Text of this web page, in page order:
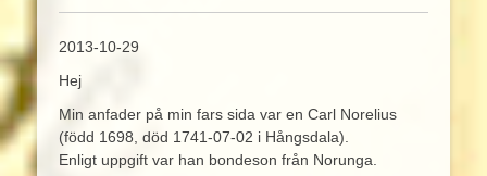
2013-10-29
Hej
Min anfader på min fars sida var en Carl Norelius
(född 1698, död 1741-07-02 i Hångsdala).
Enligt uppgift var han bondeson från Norunga.